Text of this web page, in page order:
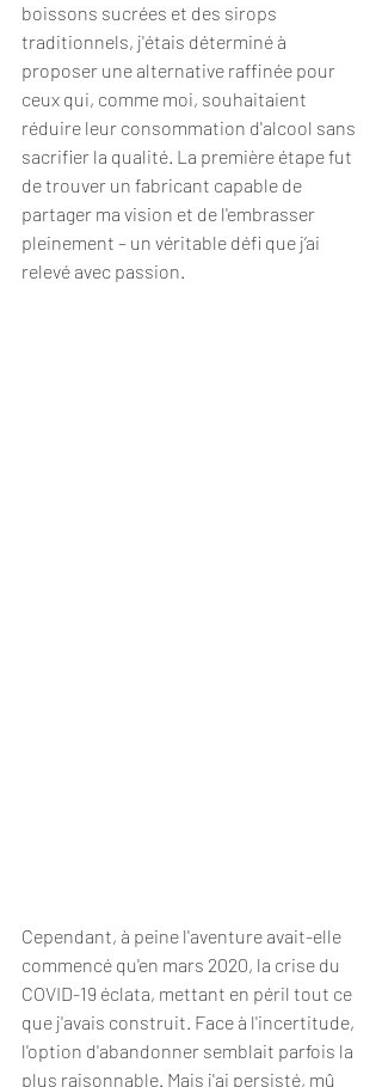
boissons sucrées et des sirops
traditionnels, j'étais déterminé à
proposer une alternative raffinée pour
ceux qui, comme moi, souhaitaient
réduire leur consommation d'alcool sans
sacrifier la qualité. La première étape fut
de trouver un fabricant capable de
partager ma vision et de l'embrasser
pleinement – un véritable défi que j’ai
relevé avec passion.
Cependant, à peine l'aventure avait-elle
commencé qu'en mars 2020, la crise du
COVID-19 éclata, mettant en péril tout ce
que j'avais construit. Face à l'incertitude,
l'option d'abandonner semblait parfois la
plus raisonnable. Mais j'ai persisté, mû